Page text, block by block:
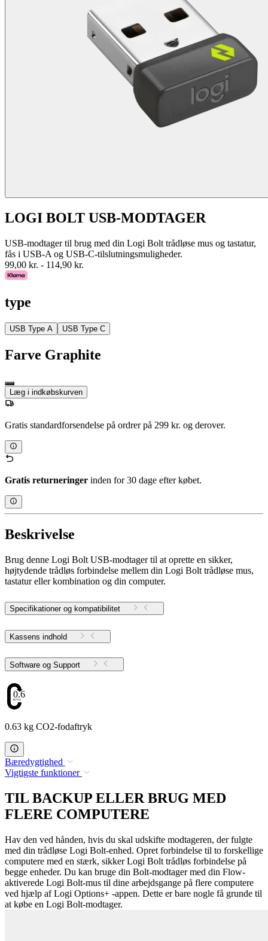
LOGI BOLT USB-MODTAGER
USB-modtager til brug med din Logi Bolt trådløse mus og tastatur,
fås i USB-A og USB-C-tilslutningsmuligheder.
99,00 kr. - 114,90 kr.
type
USB Type A USB Type C
Farve Graphite
Læg i indkøbskurven
Gratis standardforsendelse på ordrer på 299 kr. og derover.
Gratis returneringer inden for 30 dage efter købet.
Beskrivelse
Brug denne Logi Bolt USB-modtager til at oprette en sikker,
højtydende trådløs forbindelse mellem din Logi Bolt trådløse mus,
tastatur eller kombination og din computer.
Specifikationer og kompatibilitet
Kassens indhold
Software og Support
0.63
0.63 kg CO2-fodaftryk
Bæredygtighed
Vigtigste funktioner
TIL BACKUP ELLER BRUG MED
FLERE COMPUTERE
Hav den ved hånden, hvis du skal udskifte modtageren, der fulgte
med din trådløse Logi Bolt-enhed. Opret forbindelse til to forskellige
computere med en stærk, sikker Logi Bolt trådløs forbindelse på
begge enheder. Du kan bruge din Bolt-modtager med din Flow-
aktiverede Logi Bolt-mus til dine arbejdsgange på flere computere
ved hjælp af Logi Options+ -appen. Dette er bare nogle få grunde til
at købe en Logi Bolt-modtager.